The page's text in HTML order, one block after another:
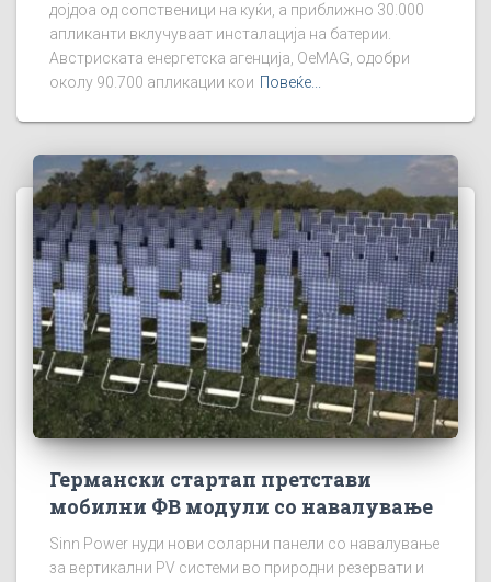
дојдоа од сопственици на куќи, а приближно 30.000
апликанти вклучуваат инсталација на батерии.
Австриската енергетска агенција, OeMAG, одобри
околу 90.700 апликации кои Повеќе...
Германски стартап претстави
мобилни ФВ модули со навалување
Sinn Power нуди нови соларни панели со навалување
за вертикални PV системи во природни резервати и